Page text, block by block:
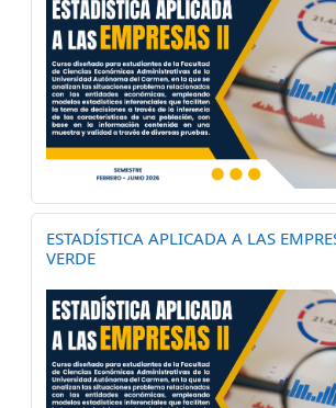
ESTADÍSTICA APLICADA A LAS
VERDE